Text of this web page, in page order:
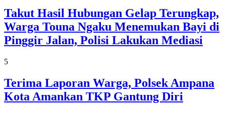
Takut Hasil Hubungan Gelap Terungkap,
Warga Touna Ngaku Menemukan Bayi di
Pinggir Jalan, Polisi Lakukan Mediasi
5
Terima Laporan Warga, Polsek Ampana
Kota Amankan TKP Gantung Diri